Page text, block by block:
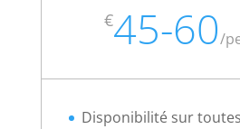
€45-60/
Disponibilité sur